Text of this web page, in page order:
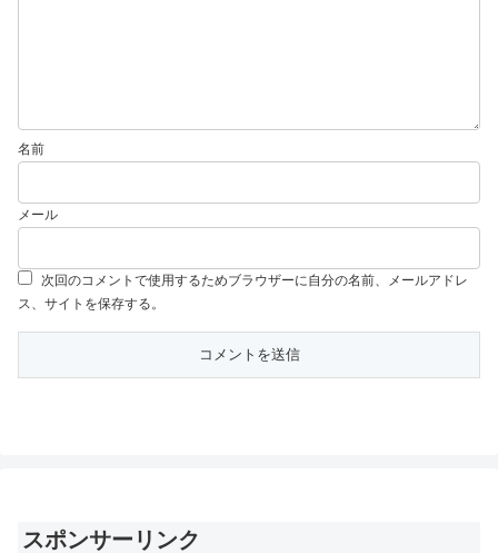
名前
メール
次回のコメントで使用するためブラウザーに自分の名前、メールアドレ
ス、サイトを保存する。
スポンサーリンク